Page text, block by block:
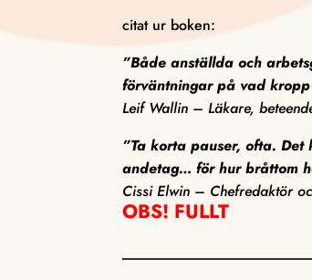
citat ur boken:
”Både anställda och
förväntningar på vad
Leif Wallin – Läkare,
”Ta korta pauser, ofta.
andetag… för hur bråttom
Cissi Elwin – Chefredaktör
OBS! FULLT